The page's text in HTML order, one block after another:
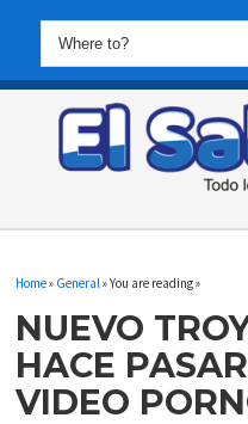
Home» General » You are reading »
NUEVO
HACE
VIDEO